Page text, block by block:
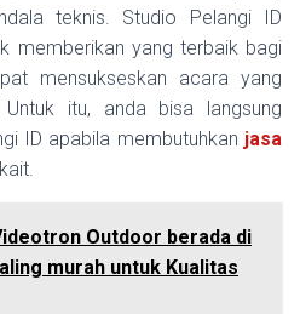
teknis. Studio Pelangi ID
memberikan yang terbaik bagi
mensukseskan acara yang
Untuk itu, anda bisa langsung
ID apabila membutuhkan jasa
Outdoor berada di
murah untuk Kualitas